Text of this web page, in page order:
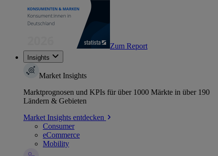
Zum Report
Insights
Market Insights
Marktprognosen und KPIs für über 1000 Märkte in über 190
Ländern & Gebieten
Market Insights entdecken
Consumer
eCommerce
Mobility